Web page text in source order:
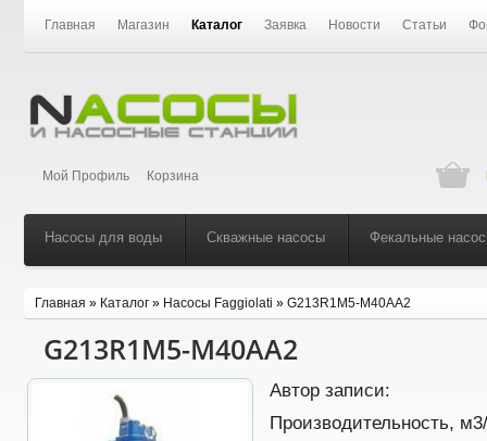
Главная Магазин Каталог Заявка Новости Статьи
Мой Профиль Корзина
Насосы для воды Скважные насосы Фекальные
Главная » Каталог » Насосы Faggiolati » G213R1M5-M40AA2
G213R1M5-M40AA2
Автор записи:
Производительность,